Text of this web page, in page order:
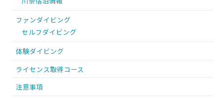
ファンダイビング
セルフダイビング
体験ダイビング
ライセンス取得コース
注意事項